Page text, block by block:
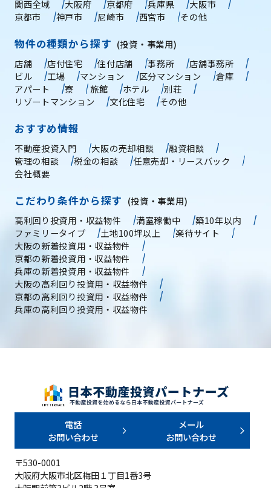
関西全域 大阪府 京都府 兵庫県
大阪市
京都市
神戸市 尼崎市 西宮市 その他
物件の種類から探す (投資・事業用)
店舗
店付住宅 住付店舗 事務所
店舗事務所
ビル
工場 マンション 区分マンション
倉庫
アパート
寮 旅館 ホテル
別荘
リゾートマンション
文化住宅 その他
おすすめ情報
不動産投資入門 大阪の売却相談
融資相談
管理の相談
税金の相談
任意売却・リースバック
会社概要
こだわり条件から探す (投資・事業用)
高利回り投資用・収益物件
満室稼働中
築10年以内
ファミリータイプ
土地100坪以上
楽待サイト
大阪の新着投資用・収益物件
京都の新着投資用・収益物件
兵庫の新着投資用・収益物件
大阪の高利回り投資用・収益物件
京都の高利回り投資用・収益物件
兵庫の高利回り投資用・収益物件
電話
お問い合わせ
メール
お問い合わせ
〒530-0001
大阪府大阪市北区梅田１丁目1番3号